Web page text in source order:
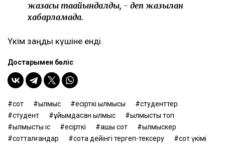
жазасы тағайындалды, - деп жазылған
хабарламада.
Үкім заңды күшіне енді.
Достарыңмен бөліс
сот қылмыс есірткі қылмысы
студенттер
студент
ұйымдасқан қылмыс
қылмыстық топ
қылмыстық іс
есірткі ашық сот
қылмыскер
сотталғандар
сотқа дейінгі тергеп-тексеру сот үкімі